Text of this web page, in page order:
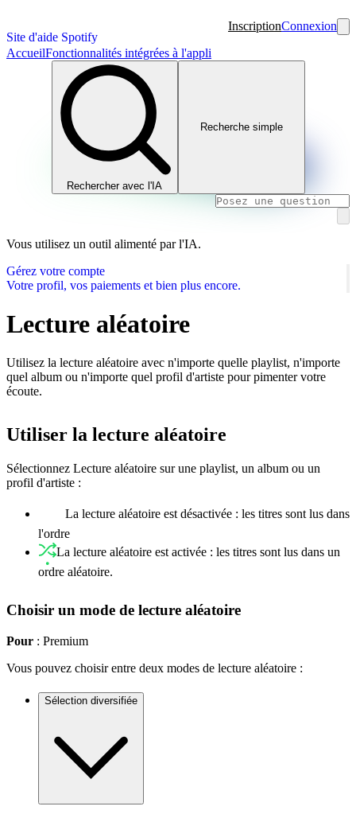
Site d'aide Spotify
InscriptionConnexion
AccueilFonctionnalités intégrées à l'appli
Rechercher avec l'IA
Recherche simple
Vous utilisez un outil alimenté par l'IA.
Gérez votre compte
Votre profil, vos paiements et bien plus encore.
Lecture aléatoire
Utilisez la lecture aléatoire avec n'importe quelle playlist, n'importe
quel album ou n'importe quel profil d'artiste pour pimenter votre
écoute.
Utiliser la lecture aléatoire
Sélectionnez Lecture aléatoire sur une playlist, un album ou un
profil d'artiste :
La lecture aléatoire est désactivée : les titres sont lus dans
l'ordre
La lecture aléatoire est activée : les titres sont lus dans un
ordre aléatoire.
Choisir un mode de lecture aléatoire
Pour : Premium
Vous pouvez choisir entre deux modes de lecture aléatoire :
Sélection diversifiée